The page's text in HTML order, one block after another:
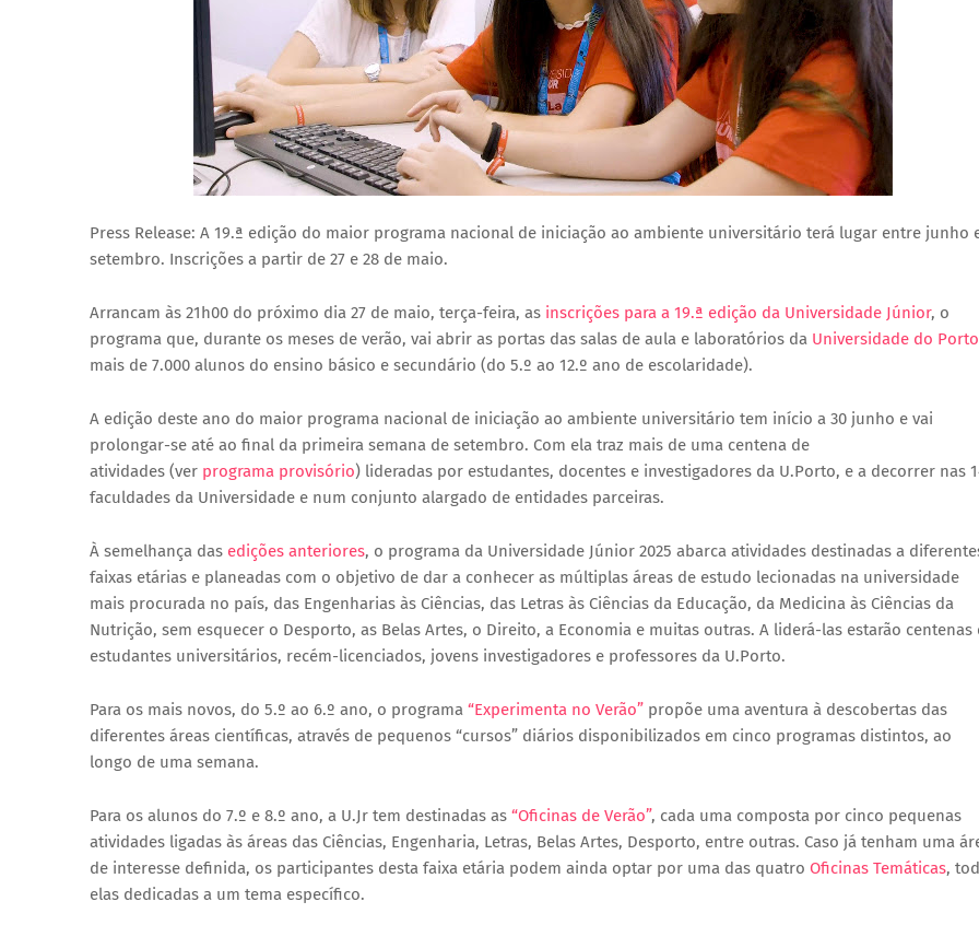
Press Release: A 19.ª edição do maior programa nacional de iniciação ao ambiente universitário terá lugar entre junho
setembro. Inscrições a partir de 27 e 28 de maio.
Arrancam às 21h00 do próximo dia 27 de maio, terça-feira, as inscrições para a 19.ª edição da Universidade Júnior, o
programa que, durante os meses de verão, vai abrir as portas das salas de aula e laboratórios da Universidade do Porto
mais de 7.000 alunos do ensino básico e secundário (do 5.º ao 12.º ano de escolaridade).
A edição deste ano do maior programa nacional de iniciação ao ambiente universitário tem início a 30 junho e vai
prolongar-se até ao final da primeira semana de setembro. Com ela traz mais de uma centena de
atividades (ver programa provisório) lideradas por estudantes, docentes e investigadores da U.Porto, e a decorrer nas
faculdades da Universidade e num conjunto alargado de entidades parceiras.
À semelhança das edições anteriores, o programa da Universidade Júnior 2025 abarca atividades destinadas a
faixas etárias e planeadas com o objetivo de dar a conhecer as múltiplas áreas de estudo lecionadas na universidade
mais procurada no país, das Engenharias às Ciências, das Letras às Ciências da Educação, da Medicina às Ciências da
Nutrição, sem esquecer o Desporto, as Belas Artes, o Direito, a Economia e muitas outras. A liderá-las estarão centenas
estudantes universitários, recém-licenciados, jovens investigadores e professores da U.Porto.
Para os mais novos, do 5.º ao 6.º ano, o programa “Experimenta no Verão” propõe uma aventura à descobertas das
diferentes áreas científicas, através de pequenos “cursos” diários disponibilizados em cinco programas distintos, ao
longo de uma semana.
Para os alunos do 7.º e 8.º ano, a U.Jr tem destinadas as “Oficinas de Verão”, cada uma composta por cinco pequenas
atividades ligadas às áreas das Ciências, Engenharia, Letras, Belas Artes, Desporto, entre outras. Caso já tenham uma
de interesse definida, os participantes desta faixa etária podem ainda optar por uma das quatro Oficinas Temáticas,
elas dedicadas a um tema específico.